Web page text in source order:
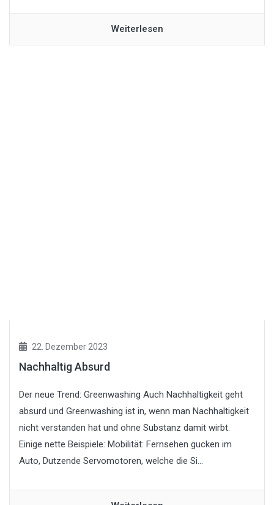
Weiterlesen
22. Dezember 2023
Nachhaltig Absurd
Der neue Trend: Greenwashing Auch Nachhaltigkeit geht
absurd und Greenwashing ist in, wenn man Nachhaltigkeit
nicht verstanden hat und ohne Substanz damit wirbt.
Einige nette Beispiele: Mobilität: Fernsehen gucken im
Auto, Dutzende Servomotoren, welche die Si...